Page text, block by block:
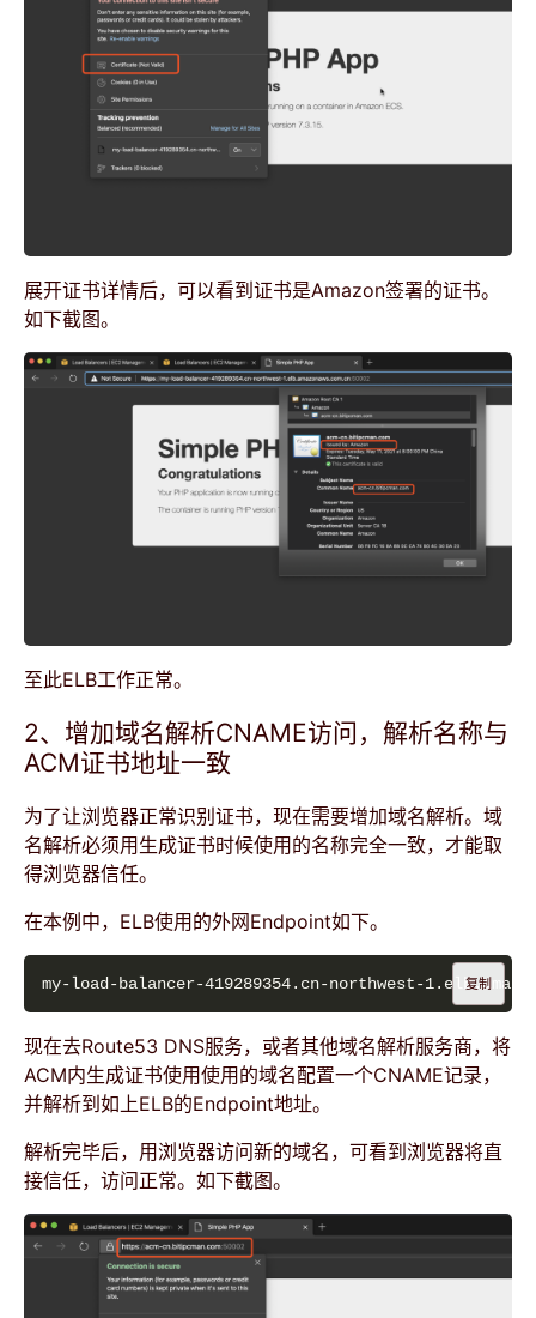
展开证书详情后，可以看到证书是Amazon签署的证书。
如下截图。
至此ELB工作正常。
2、增加域名解析CNAME访问，解析名称与
ACM证书地址一致
为了让浏览器正常识别证书，现在需要增加域名解析。域
名解析必须用生成证书时候使用的名称完全一致，才能取
得浏览器信任。
在本例中，ELB使用的外网Endpoint如下。
复制
现在去Route53 DNS服务，或者其他域名解析服务商，将
ACM内生成证书使用使用的域名配置一个CNAME记录，
并解析到如上ELB的Endpoint地址。
解析完毕后，用浏览器访问新的域名，可看到浏览器将直
接信任，访问正常。如下截图。